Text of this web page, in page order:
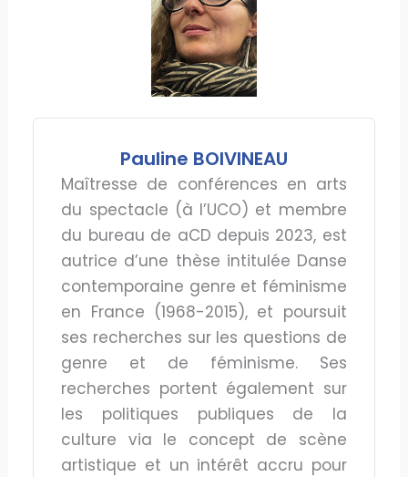
Pauline BOIVINEAU
Maîtresse de conférences en arts
du spectacle (à l’UCO) et membre
du bureau de aCD depuis 2023, est
autrice d’une thèse intitulée Danse
contemporaine genre et féminisme
en France (1968-2015), et poursuit
ses recherches sur les questions de
genre et de féminisme. Ses
recherches portent également sur
les politiques publiques de la
culture via le concept de scène
artistique et un intérêt accru pour